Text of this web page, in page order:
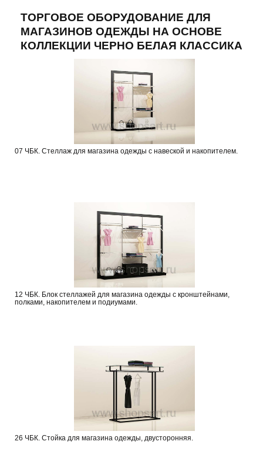
ТОРГОВОЕ ОБОРУДОВАНИЕ ДЛЯ
МАГАЗИНОВ ОДЕЖДЫ НА ОСНОВЕ
КОЛЛЕКЦИИ ЧЕРНО БЕЛАЯ КЛАССИКА
07 ЧБК. Стеллаж для магазина одежды с навеской и накопителем.
12 ЧБК. Блок стеллажей для магазина одежды с кронштейнами,
полками, накопителем и подиумами.
26 ЧБК. Стойка для магазина одежды, двусторонняя.